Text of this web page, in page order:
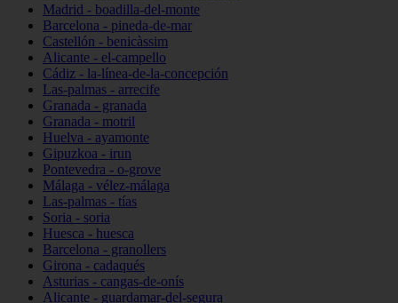
Madrid - boadilla-del-monte
Barcelona - pineda-de-mar
Castellón - benicàssim
Alicante - el-campello
Cádiz - la-línea-de-la-concepción
Las-palmas - arrecife
Granada - granada
Granada - motril
Huelva - ayamonte
Gipuzkoa - irun
Pontevedra - o-grove
Málaga - vélez-málaga
Las-palmas - tías
Soria - soria
Huesca - huesca
Barcelona - granollers
Girona - cadaqués
Asturias - cangas-de-onís
Alicante - guardamar-del-segura